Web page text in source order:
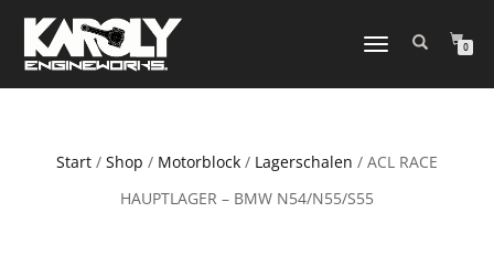
NAVIGATION
0
Start / Shop / Motorblock / Lagerschalen / ACL RACE
HAUPTLAGER – BMW N54/N55/S55